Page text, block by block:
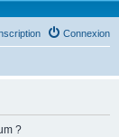
Connexion
?